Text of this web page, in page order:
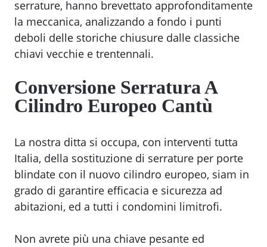
serrature, hanno brevettato approfonditamente
la meccanica, analizzando a fondo i punti
deboli delle storiche chiusure dalle classiche
chiavi vecchie e trentennali.
Conversione Serratura A
Cilindro Europeo Cantù
La nostra ditta si occupa, con interventi tutta
Italia, della sostituzione di serrature per porte
blindate con il nuovo cilindro europeo, siam in
grado di garantire efficacia e sicurezza ad
abitazioni, ed a tutti i condomini limitrofi.
Non avrete più una chiave pesante ed